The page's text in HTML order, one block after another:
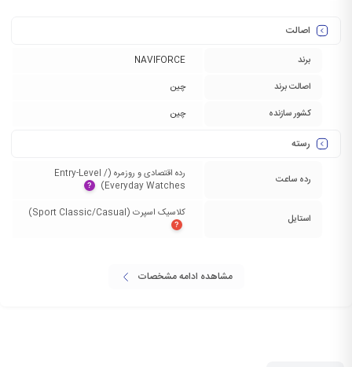
اصالت
برند
NAVIFORCE
اصالت برند
چین
کشور سازنده
چین
رسته
رده ساعت
رده اقتصادی و روزمره (Entry-Level /
Everyday Watches)‏
?
استایل کلاسیک اسپرت (Sport Classic/Casual)‏
?
مشاهده ادامه مشخصات